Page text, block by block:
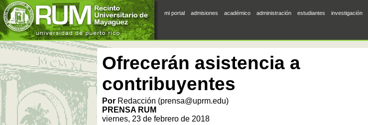
mi portal admisiones académico administración estudiantes investigación
Ofrecerán asistencia a
contribuyentes
Por Redacción (prensa@uprm.edu)
PRENSA RUM
viernes, 23 de febrero de 2018